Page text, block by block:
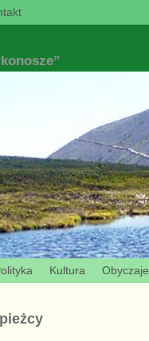
Kultura Obyczaje